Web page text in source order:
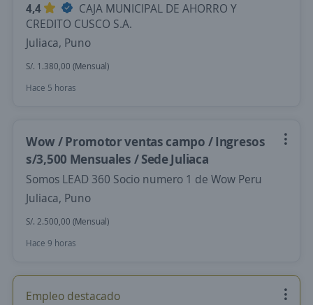
4,4
CAJA MUNICIPAL DE AHORRO Y
CREDITO CUSCO S.A.
Juliaca, Puno
S/. 1.380,00 (Mensual)
Hace 5 horas
Wow / Promotor ventas campo / Ingresos
s/3,500 Mensuales / Sede Juliaca
Somos LEAD 360 Socio numero 1 de Wow Peru
Juliaca, Puno
S/. 2.500,00 (Mensual)
Hace 9 horas
Empleo destacado